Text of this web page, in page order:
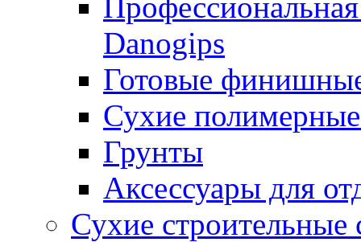
Danogips
Готовые
Сухие
Грунты
Аксессуары для
Сухие строительные